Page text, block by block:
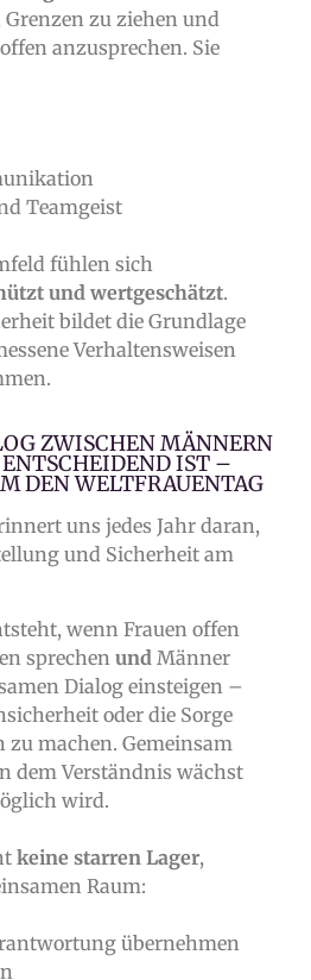
zu ziehen und
anzusprechen. Sie
Teamgeist
fühlen sich
und wertgeschätzt.
bildet die Grundlage
Verhaltensweisen
ZWISCHEN MÄNNERN
IST –
DEN WELTFRAUENTAG
uns jedes Jahr daran,
und Sicherheit am
wenn Frauen offen
sprechen und Männer
Dialog einsteigen –
oder die Sorge
zu machen. Gemeinsam
dem Verständnis wächst
wird.
keine starren Lager,
Raum:
übernehmen